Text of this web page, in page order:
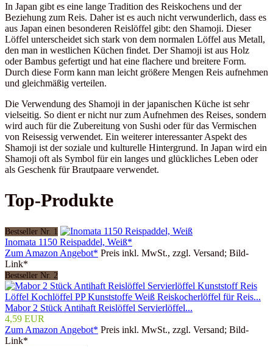
In Japan gibt es eine lange Tradition des Reiskochens und der
Beziehung zum Reis. Daher ist es auch nicht verwunderlich, dass es
aus Japan einen besonderen Reislöffel gibt: den Shamoji. Dieser
Löffel unterscheidet sich stark von dem normalen Löffel aus Metall,
den man in westlichen Küchen findet. Der Shamoji ist aus Holz
oder Bambus gefertigt und hat eine flachere und breitere Form.
Durch diese Form kann man leicht größere Mengen Reis aufnehmen
und gleichmäßig verteilen.
Die Verwendung des Shamoji in der japanischen Küche ist sehr
vielseitig. So dient er nicht nur zum Aufnehmen des Reises, sondern
wird auch für die Zubereitung von Sushi oder für das Vermischen
von Reisessig verwendet. Ein weiterer interessanter Aspekt des
Shamoji ist der soziale und kulturelle Hintergrund. In Japan wird ein
Shamoji oft als Symbol für ein langes und glückliches Leben oder
als Geschenk für Brautpaare verwendet.
Top-Produkte
Bestseller Nr. 1
Inomata 1150 Reispaddel, Weiß*
Zum Amazon Angebot* Preis inkl. MwSt., zzgl. Versand; Bild-
Link*
Bestseller Nr. 2
Mabor 2 Stück Antihaft Reislöffel Servierlöffel...
4,59 EUR
Zum Amazon Angebot* Preis inkl. MwSt., zzgl. Versand; Bild-
Link*